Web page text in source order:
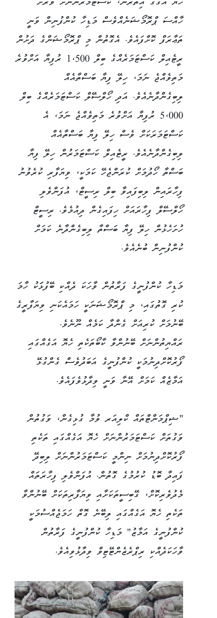
ހާއްސަ ޕްރޮމޯޝަނެއްވެސް މަޑިހާ ކުންފުނިން ވަނީ
ތަޢާރަފް ކޮށްފައެވެ. އެގޮތުން މި ޕްރޮމޯޝަންގެ ދަށުން
ރީޓެއިލް ކަސްޓަމަރެއްގެ ބިލް 1،500 ރުފިޔާ އަށްވުރެ
މަތިވެއްޖެ ނަމަ، ހިލޭ ފިޔާ ބަސްތާއެއް
ލިބިގެންދާނެއެވެ. އަދި ހޯލްސޭލް ކަސްޓަމަރެއްގެ ބިލް
5،000 ރުފިޔާ އަށްވުރެ މަތިވެއްޖެ ނަމަ، އެ
ކަސްޓަމަރަކަށް ވެސް ހިލޭ ފިޔާ ބަސްތާއެއް
ލިބިގެންދާނެއެވެ. ރީޓެއިލް ކަސްޓަމަރުން ހިލޭ ފިޔާ
ބަސްތާ ހޯދުމަށް ކުރަންޖެހޭ ކަމަކީ، ވިޔަފާރި ކުރެވުނު
ފިހާރައިން ލިބިފައިވާ ބިލް ރިސީޓް، އުފަންވެލި
ހޯލްސޭލް ފިހާރައަށް ހިފައިގެން ދިއުމެވެ. ރިސީޓް
ހުށަހެޅުން ހިލޭ ފިޔާ ބަސްތާ ލިބިގެންދާނެ ކަމަށް
ކުންފުނިން ބުނެއެވެ.
މަޑިހާ ކުންފުނީގެ ފަރާތުން ވާހަކަ ދެއްކި ބޭފުޅަަކު ހާމަ
ކުރި ގޮތުގައި، މި ޕްރޮމޯޝަނަކީ ހަމައެކަނި ވިޔަފާރީގެ
ބޭނުމަށް ކުރިއަށް ގެންދާ ކަމެއް ނޫނެވެ.
ރައްޔިތުންނަށް ބޭނުންވާ ކާބޯތަކެތި ހެޔޮ އަގެއްގައި
ފޯރުކޮށްދިނުމަކީ ކުންފުނީގެ އަބަދުވެސް ގެންގުޅޭ
އަމާޒެއް ކަމަށް އޭނާ ވަނީ ވިދާޅުވެފައެވެ.
"ޝިޕްމަންޓްތައް ކްލިއަރ ވުމާ ގުޅިގެން، ވަގުތުން
ވަގުތަށް ކަސްޓަމަރުންނަށް ހެޔޮ އަގެއްގައި ތަކެތި
ފޯރުކޮށްދިނުމަށް ނިންމީ ކަސްޓަމަރުންނަށް ލިބިދޭ
ފައިދާ ބޮޑު ކުރުމުގެ ގޮތުން. އުފަންވެލި ފިހާރަތައް
މެދުވެރިކޮށް، ގޭބިސީތަކަށާއި ވިޔަފާރިތަކަށް ބޭނުންވާ
ތަކެތި ހެޔޮ އަގެއްގައި ލިބޭނެ ގޮތް ހަމަޖެއްސުމަކީ
ކުންފުނީގެ އަމާޒު" މަޑިހާ ކުންފުނީގެ ފަރާތުން
ވާހަކަދެއްކި ރިޕްރެޒެންޓޭޓިވް ވިދާޅުވިއެވެ.